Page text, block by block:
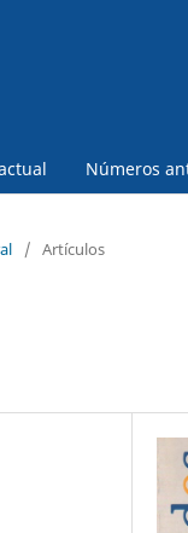
Números
/ Artículos